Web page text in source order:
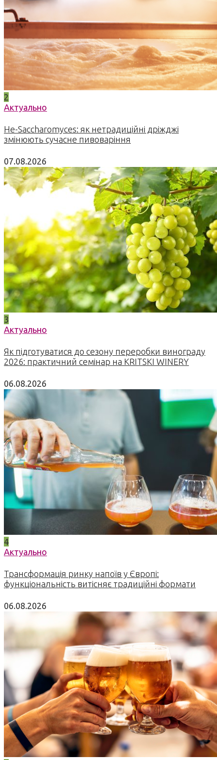
2
Актуально
Не-Saccharomyces: як нетрадиційні дріжджі
змінюють сучасне пивоваріння
07.08.2026
3
Актуально
Як підготуватися до сезону переробки винограду
2026: практичний семінар на KRITSKI WINERY
06.08.2026
4
Актуально
Трансформація ринку напоїв у Європі:
функціональність витісняє традиційні формати
06.08.2026